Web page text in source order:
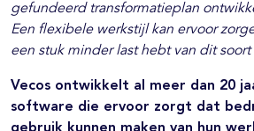
gefundeerd transformatieplan
Een flexibele werkstijl kan ervoor
een stuk minder last hebt van dit soort
Vecos ontwikkelt al meer dan 20
software die ervoor zorgt dat
gebruik kunnen maken van hun